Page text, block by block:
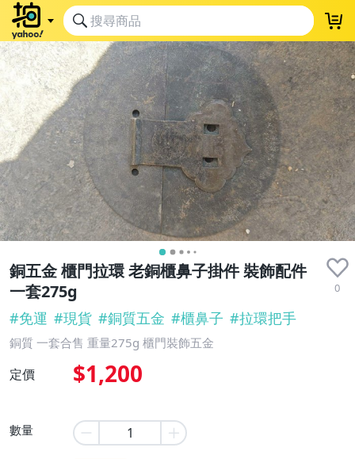
銅五金 櫃門拉環 老銅櫃鼻子掛件 裝飾配件
一套275g
0
#免運 #現貨 #銅質五金 #櫃鼻子 #拉環把手
銅質 一套合售 重量275g 櫃門裝飾五金
定價 $1,200
數量